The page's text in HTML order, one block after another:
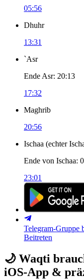
05:56
Dhuhr
13:31
`Asr
Ende Asr: 20:13
17:32
Maghrib
20:56
Ischaa (echter
Ende von Ischaa:
23:01
Telegram-Gruppe
Beitreten
🌙 Waqti
iOS-App &